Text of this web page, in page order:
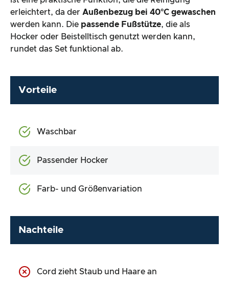
erleichtert, da der Außenbezug bei 40°C gewaschen
werden kann. Die passende Fußstütze, die als
Hocker oder Beistelltisch genutzt werden kann,
rundet das Set funktional ab.
Vorteile
Waschbar
Passender Hocker
Farb- und Größenvariation
Nachteile
Cord zieht Staub und Haare an